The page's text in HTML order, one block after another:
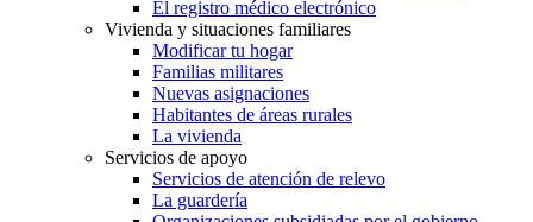
El registro médico electrónico
Vivienda y situaciones familiares
Modificar tu hogar
Familias militares
Nuevas asignaciones
Habitantes de áreas rurales
La vivienda
Servicios de apoyo
Servicios de atención de relevo
La guardería